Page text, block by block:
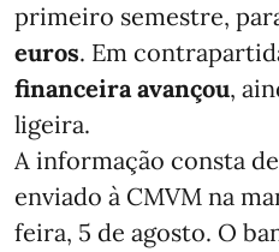
primeiro semestre,
euros. Em
financeira avançou,
ligeira.
A informação consta
enviado à CMVM na
feira, 5 de agosto. O